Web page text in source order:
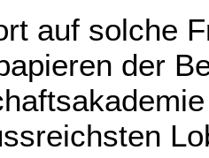
auf solche
der